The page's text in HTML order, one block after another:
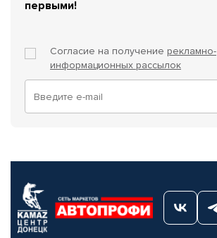
первыми!
Согласие на получение рекламно-
информационных рассылок